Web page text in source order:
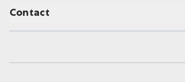
Contact